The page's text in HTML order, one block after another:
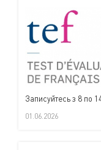
Записуйтесь з 8 по
01.06.2026